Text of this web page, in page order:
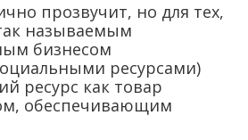
прозвучит, но для тех,
называемым
бизнесом
ресурсами)
ресурс как товар
обеспечивающим